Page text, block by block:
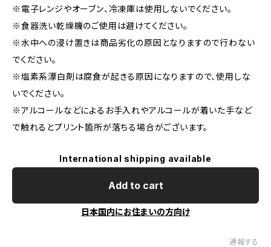
※電子レンジやオーブン、冷凍庫は使用しないでください。
※食器洗い乾燥機のご使用は避けてください。
※水中への浸け置きは商品劣化の原因となりますので行わない
でください。
※塩素系漂白剤は腐食が起きる原因になりますので、使用しな
いでください。
※アルコールなどによるお手入れやアルコールが着いた手など
で触れるとプリント箇所が落ちる場合がございます。
International shipping available
Add to cart
日本国内にお住まいの方向け
通報する